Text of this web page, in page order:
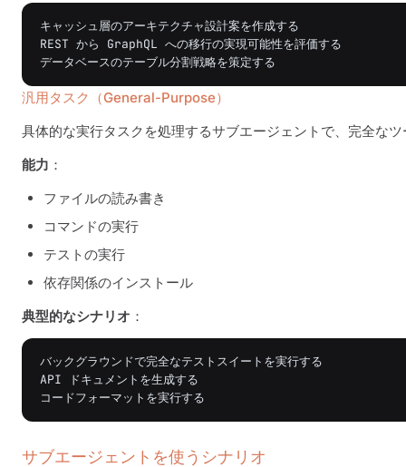
キャッシュ層のアーキテクチャ設計案を作成する
REST から GraphQL への移行の実現可能性を評価する
汎用タスク（General-Purpose）
具体的な実行タスクを処理するサブエージェントで、完全な
能力 ：
ファイルの読み書き
コマンドの実行
テストの実行
依存関係のインストール
典型的なシナリオ ：
バックグラウンドで完全なテストスイートを実行する
API ドキュメントを生成する
サブエージェントを使うシナリオ